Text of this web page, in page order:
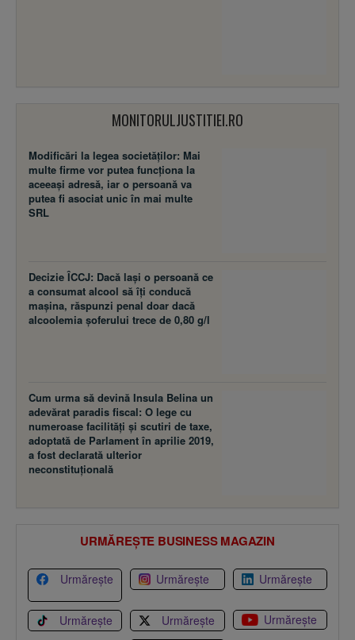
MONITORULJUSTITIEI.RO
Modificări la legea societăţilor: Mai
multe firme vor putea funcţiona la
aceeaşi adresă, iar o persoană va
putea fi asociat unic în mai multe
SRL
Decizie ÎCCJ: Dacă laşi o persoană ce
a consumat alcool să îţi conducă
maşina, răspunzi penal doar dacă
alcoolemia şoferului trece de 0,80 g/l
Cum urma să devină Insula Belina un
adevărat paradis fiscal: O lege cu
numeroase facilităţi şi scutiri de taxe,
adoptată de Parlament în aprilie 2019,
a fost declarată ulterior
neconstituţională
URMĂREȘTE BUSINESS MAGAZIN
Urmărește Urmărește Urmărește
Urmărește Urmărește Urmărește